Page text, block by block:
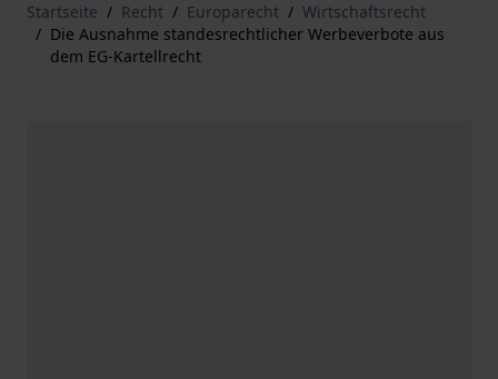
Startseite / Recht / Europarecht / Wirtschaftsrecht
/ Die Ausnahme standesrechtlicher Werbeverbote aus
dem EG-Kartellrecht